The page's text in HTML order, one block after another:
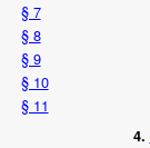
§ 7
§ 8
§ 9
§ 10
§ 11
4.